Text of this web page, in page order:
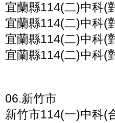
宜蘭縣114(二)中科(
宜蘭縣114(二)中科(
宜蘭縣114(二)中科(
宜蘭縣114(二)中科(
06.新竹市
新竹市114(一)中科(